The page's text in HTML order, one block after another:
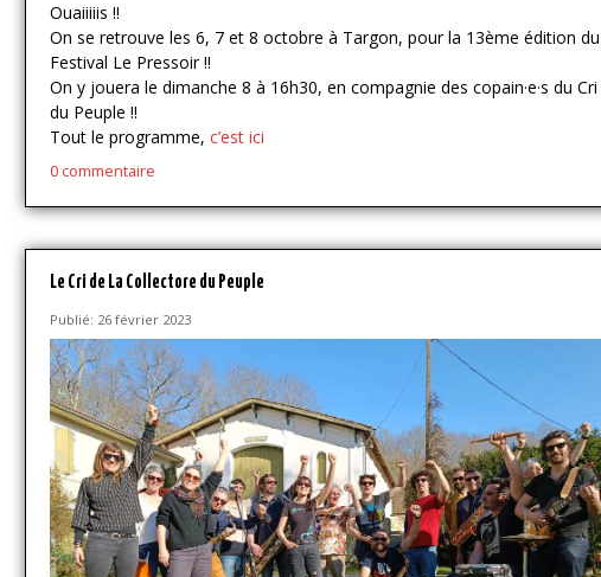
Ouaiiiiis !!
On se retrouve les 6, 7 et 8 octobre à Targon, pour la 13ème édition du
Festival Le Pressoir !!
On y jouera le dimanche 8 à 16h30, en compagnie des copain·e·s du Cri
du Peuple !!
Tout le programme,c’est ici
0 commentaire
Le Cri de La Collectore du Peuple
Publié: 26 février 2023